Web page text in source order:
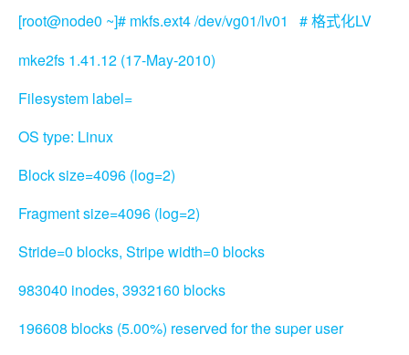
[root@node0 ~]# mkfs.ext4 /dev/vg01/lv01 # 格式化LV
mke2fs 1.41.12 (17-May-2010)
Filesystem label=
OS type: Linux
Block size=4096 (log=2)
Fragment size=4096 (log=2)
Stride=0 blocks, Stripe width=0 blocks
983040 inodes, 3932160 blocks
196608 blocks (5.00%) reserved for the super user